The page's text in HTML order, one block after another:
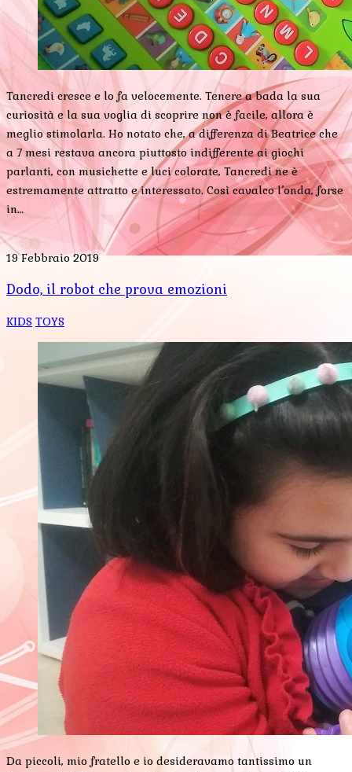
Tancredi cresce e lo fa velocemente. Tenere a bada la sua
curiosità e la sua voglia di scoprire non è facile, allora è
meglio stimolarla. Ho notato che, a differenza di Beatrice che
a 7 mesi restava ancora piuttosto indifferente ai giochi
parlanti, con musichette e luci colorate, Tancredi ne è
estremamente attratto e interessato. Così cavalco l’onda, forse
in…
19 Febbraio 2019
Dodo, il robot che prova emozioni
KIDS TOYS
Da piccoli, mio fratello e io desideravamo tantissimo un